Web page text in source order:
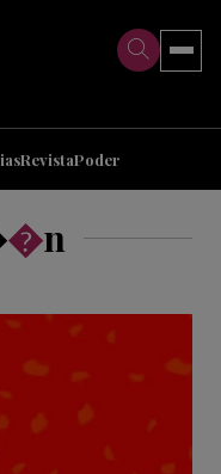
RevistaPoder
�n